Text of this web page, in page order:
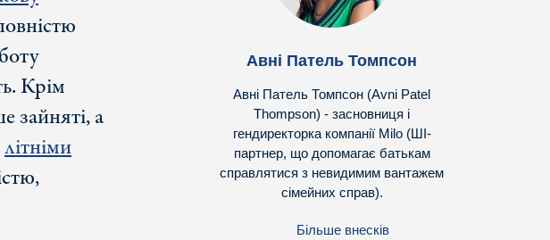
Крім
зайняті, а
літніми
Авні Патель Томпсон
Авні Патель Томпсон (Avni Patel
Thompson) - засновниця і
гендиректорка компанії Milo (ШІ-
партнер, що допомагає батькам
справлятися з невидимим вантажем
сімейних справ).
Більше внесків